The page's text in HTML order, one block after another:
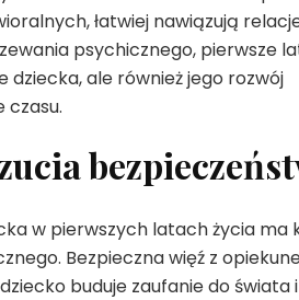
łatwiej nawiązują
psychicznego, pierwsze
ale również jego rozwój
czasu.
w pierwszych latach życia ma
Bezpieczna więź z
buduje zaufanie do świata